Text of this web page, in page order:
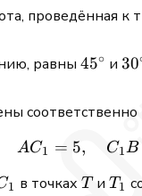
проведённая к
равны 45^\circ
45∘ и 30
соответственно
AC1 = 5, C1B
1 в точках T
T иT_1
T1